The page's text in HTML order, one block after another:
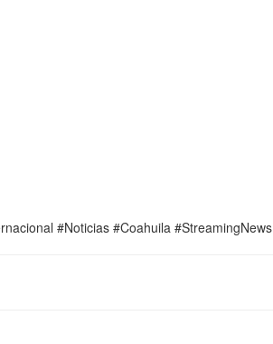
#Noticias #Coahuila #StreamingNews